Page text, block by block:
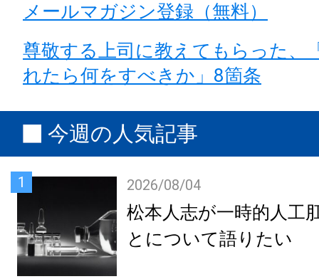
メールマガジン登録（無料）
尊敬する上司に教えてもらった、
れたら何をすべきか」8箇条
今週の人気記事
1 2026/08/04
松本人志が一時的人工
とについて語りたい